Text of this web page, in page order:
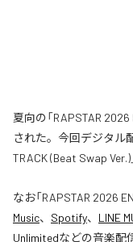
夏向の「RAPSTAR
された。今回デジタル
TRACK (Beat Swap
なお「RAPSTAR 2026
Music、 Spotify、 LINE
Unlimitedなどの音楽配